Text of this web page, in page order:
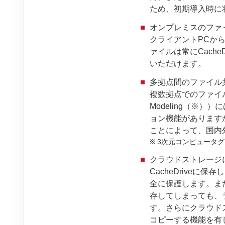
ため、初期導入時
オンプレミスのフ
クライアントPCか
ァイルは常に
いただけます。
多拠点間のファイ
複数拠点でのファ
Modeling（※））に
ョン機能がありま
ことによって、国
3次元コンピュータ
クラウドストレー
CacheDriveに保存
全に保護します。
存してしまっても、
す。さらにクラウ
コピーする機能を